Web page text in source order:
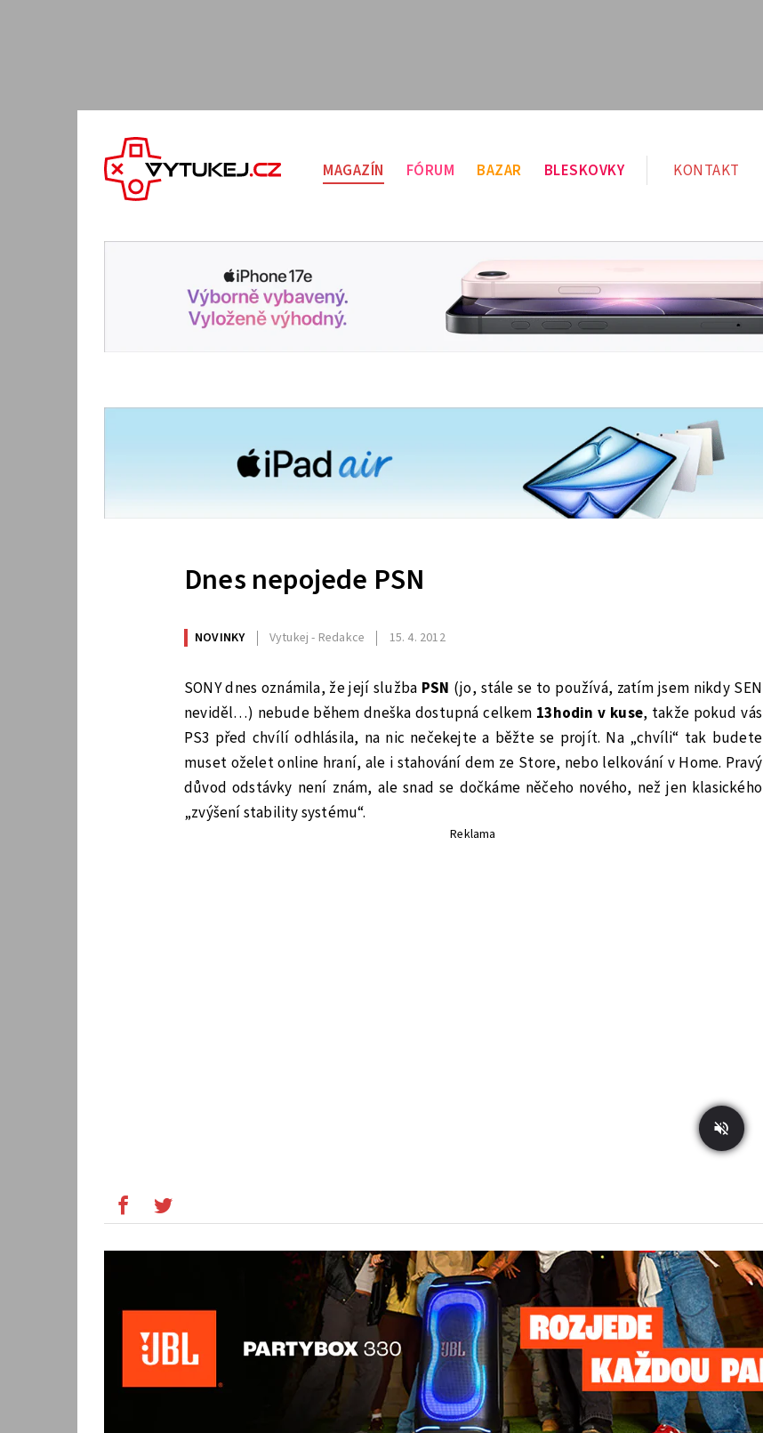
MAGAZÍN FÓRUM BAZAR BLESKOVKY KONTAKT
Dnes nepojede PSN
NOVINKY Vytukej - Redakce 15. 4. 2012
SONY dnes oznámila, že její služba PSN (jo, stále se to používá, zatím jsem nikdy SEN
neviděl…) nebude během dneška dostupná celkem 13hodin v kuse, takže pokud vás
PS3 před chvílí odhlásila, na nic nečekejte a běžte se projít. Na „chvíli“ tak budete
muset oželet online hraní, ale i stahování dem ze Store, nebo lelkování v Home. Pravý
důvod odstávky není znám, ale snad se dočkáme něčeho nového, než jen klasického
„zvýšení stability systému“.
Reklama